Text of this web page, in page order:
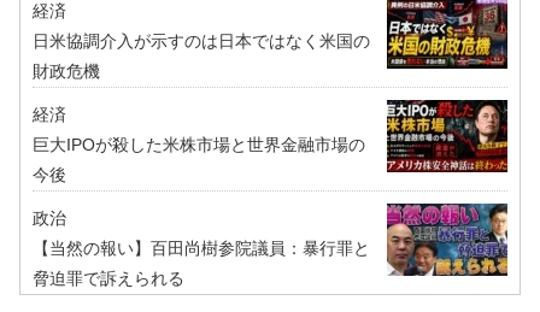
経済
日米協調介入が示すのは日本ではなく米国の
財政危機
経済
巨大IPOが殺した米株市場と世界金融市場の
今後
政治
【当然の報い】百田尚樹参院議員：暴行罪と
脅迫罪で訴えられる